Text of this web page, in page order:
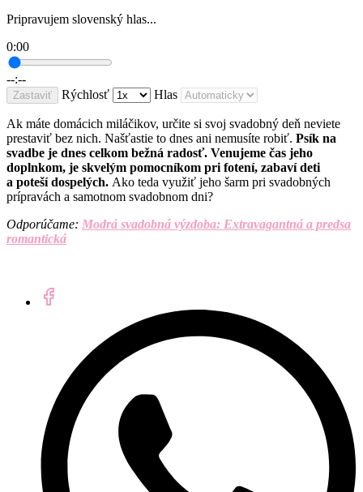
Pripravujem slovenský hlas...
0:00
--:--
Zastaviť Rýchlosť Hlas
Ak máte domácich miláčikov, určite si svoj svadobný deň neviete
prestaviť bez nich. Našťastie to dnes ani nemusíte robiť. Psík na
svadbe je dnes celkom bežná radosť. Venujeme čas jeho
doplnkom, je skvelým pomocníkom pri fotení, zabaví deti
a poteší dospelých. Ako teda využiť jeho šarm pri svadobných
prípravách a samotnom svadobnom dni?
Odporúčame: Modrá svadobná výzdoba: Extravagantná a predsa
romantická